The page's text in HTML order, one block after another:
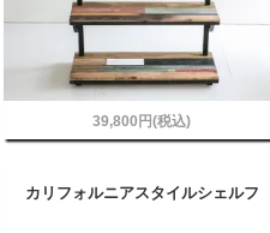
39,800円(税込)
カリフォルニアスタイルシェルフ